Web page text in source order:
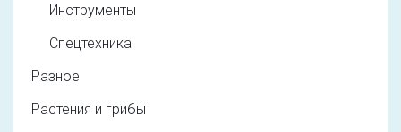
Инструменты
Спецтехника
Разное
Растения и грибы